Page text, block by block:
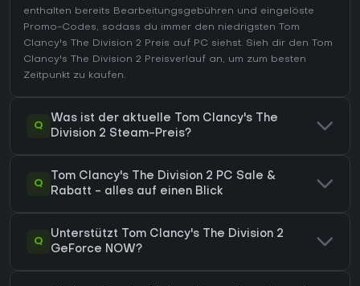
enthalten bereits Bearbeitungsgebühren und eingelöste
Promo-Codes, sodass du immer den niedrigsten Tom
Clancy's The Division 2 Preis auf PC siehst. Sieh dir den
Tom
Clancy's The Division 2 Preisverlauf an, um zum besten
Zeitpunkt zu kaufen.
Q
Was ist der aktuelle Tom Clancy's The
Division 2 Steam-Preis?
Q
Tom Clancy's The Division 2 PC Sale &
Rabatt - alles auf einen Blick
Q
Unterstützt Tom Clancy's The Division 2
GeForce NOW?